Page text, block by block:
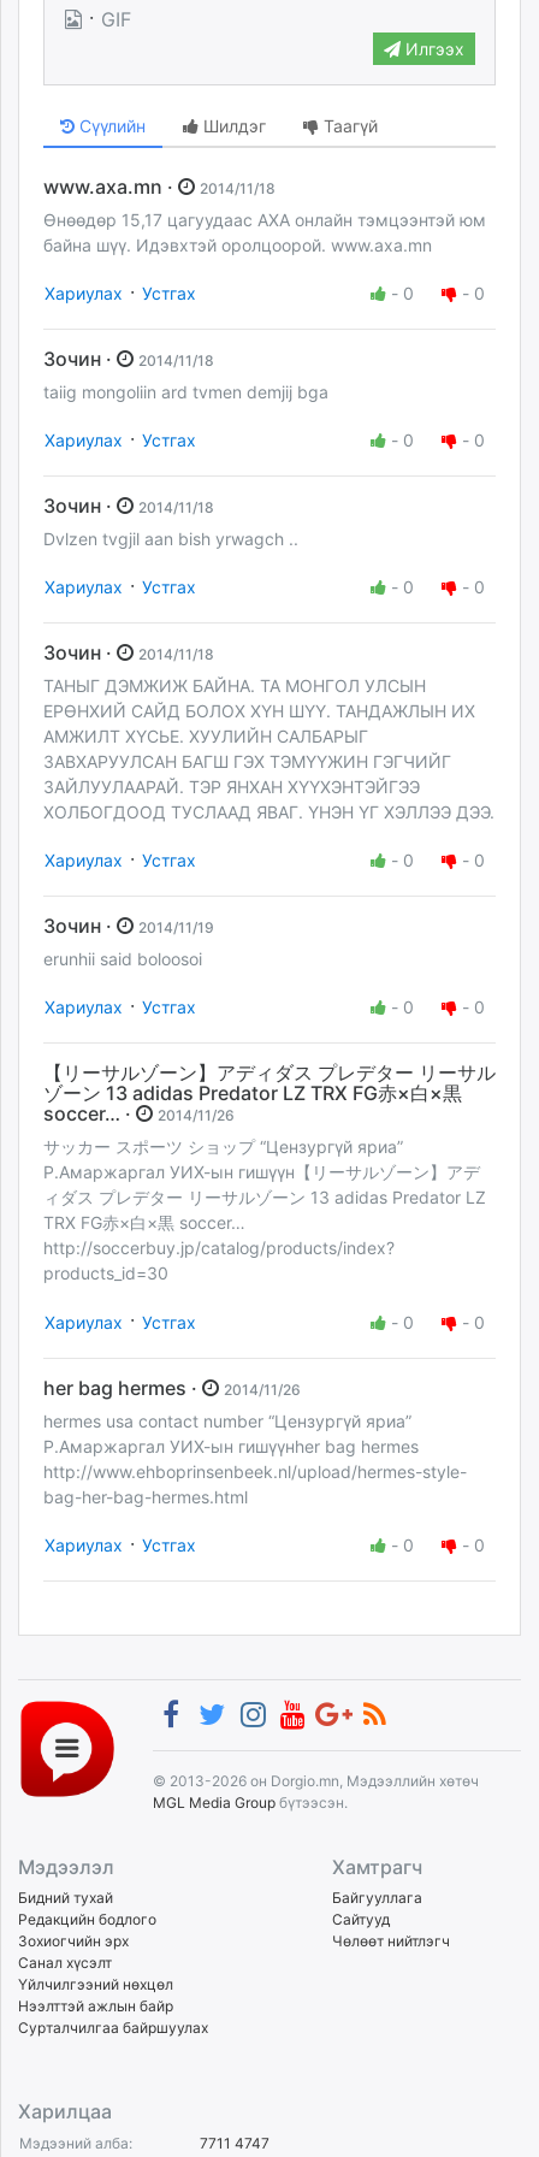
· GIF
Илгээх
Сүүлийн Шилдэг Таагүй
www.axa.mn · 2014/11/18
Өнөөдөр 15,17 цагуудаас АХА онлайн тэмцээнтэй юм
байна шүү. Идэвхтэй оролцоорой. www.axa.mn
Хариулах · Устгах - 0 - 0
Зочин · 2014/11/18
taiig mongoliin ard tvmen demjij bga
Хариулах · Устгах - 0 - 0
Зочин · 2014/11/18
Dvlzen tvgjil aan bish yrwagch ..
Хариулах · Устгах - 0 - 0
Зочин · 2014/11/18
ТАНЫГ ДЭМЖИЖ БАЙНА. ТА МОНГОЛ УЛСЫН
ЕРӨНХИЙ САЙД БОЛОХ ХҮН ШҮҮ. ТАНДАЖЛЫН ИХ
АМЖИЛТ ХҮСЬЕ. ХУУЛИЙН САЛБАРЫГ
ЗАВХАРУУЛСАН БАГШ ГЭХ ТЭМҮҮЖИН ГЭГЧИЙГ
ЗАЙЛУУЛААРАЙ. ТЭР ЯНХАН ХҮҮХЭНТЭЙГЭЭ
ХОЛБОГДООД ТУСЛААД ЯВАГ. ҮНЭН ҮГ ХЭЛЛЭЭ ДЭЭ.
Хариулах · Устгах - 0 - 0
Зочин · 2014/11/19
erunhii said boloosoi
Хариулах · Устгах - 0 - 0
【リーサルゾーン】アディダス プレデター リーサル
ゾーン 13 adidas Predator LZ TRX FG赤×白×黒
soccer… ·
2014/11/26
サッカー スポーツ ショップ “Цензургүй яриа”
Р.Амаржаргал УИХ-ын гишүүн【リーサルゾーン】アデ
ィダス プレデター リーサルゾーン 13 adidas Predator LZ
TRX FG赤×白×黒 soccer…
http://soccerbuy.jp/catalog/products/index?
products_id=30
Хариулах · Устгах - 0 - 0
her bag hermes · 2014/11/26
hermes usa contact number “Цензургүй яриа”
Р.Амаржаргал УИХ-ын гишүүнher bag hermes
http://www.ehboprinsenbeek.nl/upload/hermes-style-
bag-her-bag-hermes.html
Хариулах · Устгах - 0 - 0
© 2013-2026 он Dorgio.mn, Мэдээллийн хөтөч
MGL Media Group бүтээсэн.
Мэдээлэл
Бидний тухай
Редакцийн бодлого
Зохиогчийн эрх
Санал хүсэлт
Үйлчилгээний нөхцөл
Нээлттэй ажлын байр
Сурталчилгаа байршуулах
Хамтрагч
Байгууллага
Сайтууд
Чөлөөт нийтлэгч
Харилцаа
Мэдээний алба:
7711 4747